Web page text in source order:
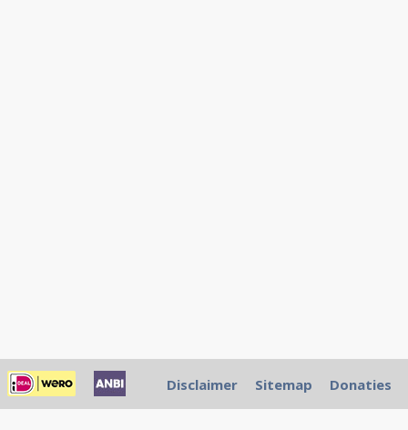
Disclaimer Sitemap Donaties